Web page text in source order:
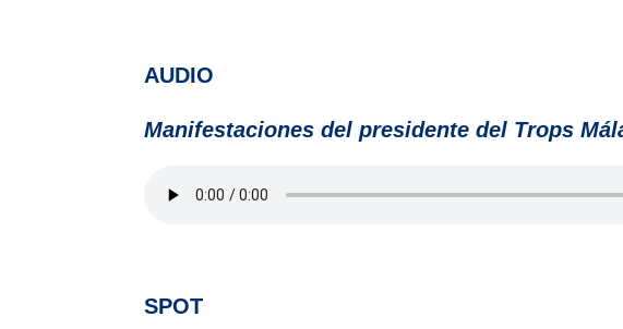
AUDIO
Manifestaciones del presidente del Trops
SPOT